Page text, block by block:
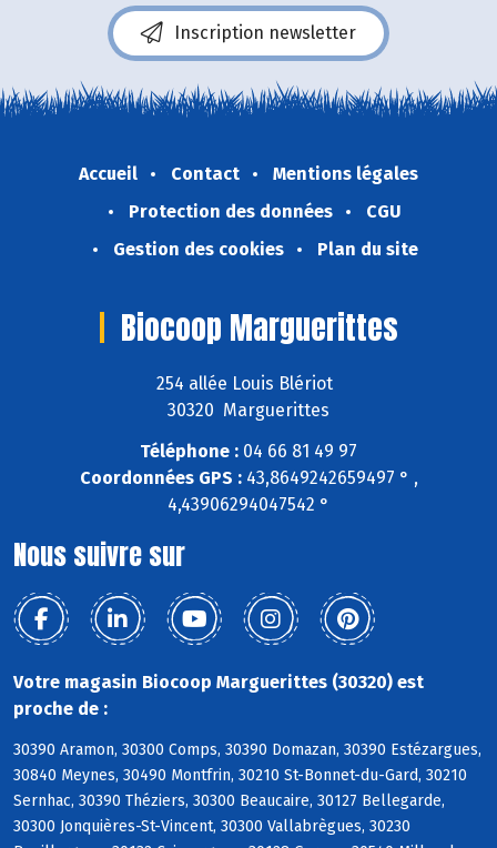
Inscription newsletter
Accueil Contact
Mentions légales
Protection des données
CGU
Gestion des cookies
Plan du site
Biocoop Marguerittes
254 allée Louis Blériot
30320 Marguerittes
Téléphone : 04 66 81 49 97
Coordonnées GPS :43,8649242659497 ° ,
4,43906294047542 °
Nous suivre sur
Votre magasin Biocoop Marguerittes (30320) est
proche de :
30390 Aramon, 30300 Comps, 30390 Domazan, 30390 Estézargues,
30840 Meynes, 30490 Montfrin, 30210 St-Bonnet-du-Gard, 30210
Sernhac, 30390 Théziers, 30300 Beaucaire, 30127 Bellegarde,
30300 Jonquières-St-Vincent, 30300 Vallabrègues, 30230